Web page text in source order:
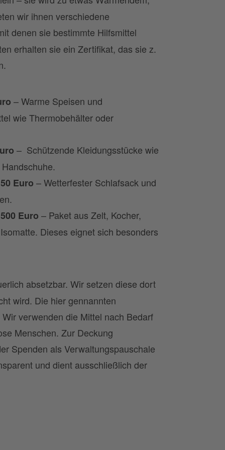
wir ihnen verschiedene
denen sie bestimmte Hilfsmittel
erhalten sie ein Zertifikat, das sie z.
– Warme Speisen und
wie Thermobehälter oder
– Schützende Kleidungsstücke wie
Euro – Wetterfester Schlafsack und
Euro – Paket aus Zelt, Kocher,
Dieses eignet sich besonders
absetzbar. Wir setzen diese dort
wird. Die hier gennannten
verwenden die Mittel nach Bedarf
Menschen. Zur Deckung
Spenden als Verwaltungspauschale
und dient ausschließlich der